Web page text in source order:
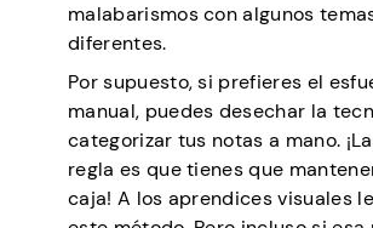
malabarismos con algunos
diferentes.
Por supuesto, si prefieres el
manual, puedes desechar la
categorizar tus notas a mano.
regla es que tienes que
caja! A los aprendices visuales